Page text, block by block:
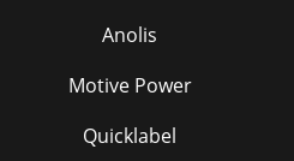
Anolis
Motive Power
Quicklabel